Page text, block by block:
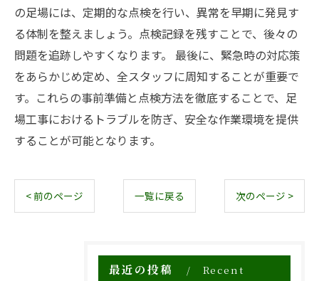
の足場には、定期的な点検を行い、異常を早期に発見す
る体制を整えましょう。点検記録を残すことで、後々の
問題を追跡しやすくなります。 最後に、緊急時の対応策
をあらかじめ定め、全スタッフに周知することが重要で
す。これらの事前準備と点検方法を徹底することで、足
場工事におけるトラブルを防ぎ、安全な作業環境を提供
することが可能となります。
< 前のページ 一覧に戻る 次のページ >
最近の投稿
Recent